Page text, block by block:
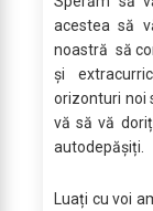
acestea să
noastră să
și
orizonturi noi
vă să vă
autodepășiți.
Luați cu voi